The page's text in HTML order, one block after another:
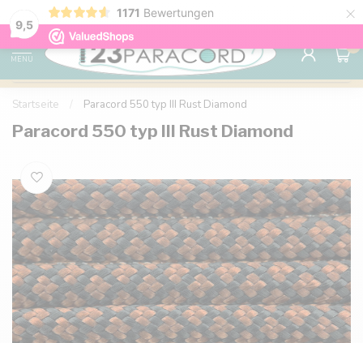
9,5
1171 Bewertungen ×
Kostenlose Lieferung nach Hause ab 150 €
MENU
0
Startseite Paracord 550 typ III Rust Diamond
Paracord 550 typ III Rust Diamond